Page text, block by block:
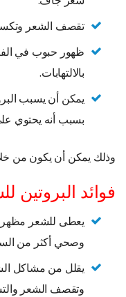
تقصف الشعر
ظهور حبوب في
بالالتهابات.
يمكن أن يسبب
بسبب أنه يحتوي
وذلك يمكن أن يكون من
فوائد البروتين
يعطى للشعر مظهر
وصحي أكثر من
يقلل من مشاكل
وتقصف الشعر